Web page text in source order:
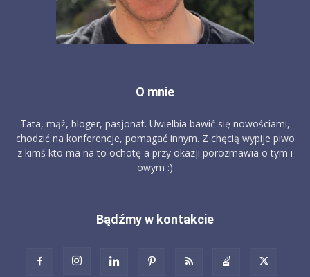
O mnie
Tata, mąż, bloger, pasjonat. Uwielbia bawić się nowościami,
chodzić na konferencje, pomagać innym. Z chęcią wypije piwo
z kimś kto ma na to ochotę a przy okazji porozmawia o tym i
owym :)
Bądźmy w kontakcie